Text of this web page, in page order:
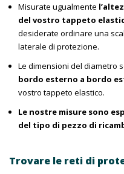
Misurate ugualmente
del vostro tappeto
desiderate ordinare una
laterale di protezione.
Le dimensioni del diametro
bordo esterno a bordo
vostro tappeto elastico.
Le nostre misure sono
del tipo di pezzo di
Trovare le reti di